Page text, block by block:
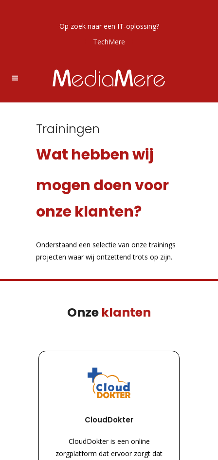
Op zoek naar een IT-oplossing?
TechMere
Trainingen
Wat hebben wij
mogen doen voor
onze klanten?
Onderstaand een selectie van onze trainings
projecten waar wij ontzettend trots op zijn.
Onze klanten
CloudDokter
CloudDokter is een online
zorgplatform dat ervoor zorgt dat